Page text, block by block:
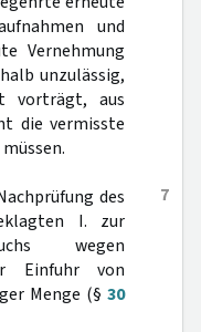
und
Vernehmung
unzulässig,
vorträgt, aus
die vermisste
7
des
I. zur
wegen
Einfuhr von
Menge (§ 30